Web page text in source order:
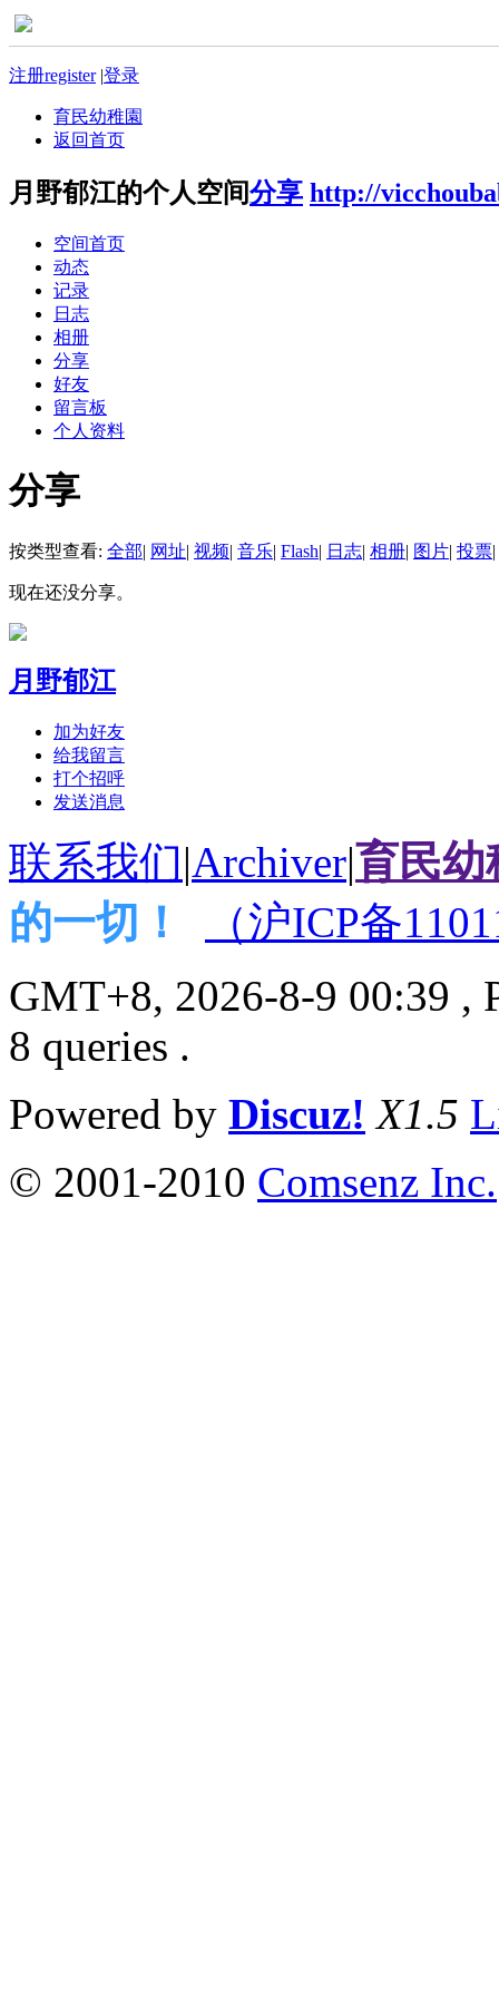
注册register |登录
育民幼稚園
返回首页
月野郁江的个人空间分享 http://
空间首页
动态
记录
日志
相册
分享
好友
留言板
个人资料
分享
按类型查看: 全部| 网址| 视频| 音乐| Flash| 日志| 相册| 图片| 投票|
现在还没分享。
月野郁江
加为好友
给我留言
打个招呼
发送消息
联系我们|Archiver|育民幼
的一切！
（沪ICP备
GMT+8, 2026-8-9 00:39 ,
8 queries .
Powered by Discuz! X1.5
© 2001-2010 Comsenz Inc.